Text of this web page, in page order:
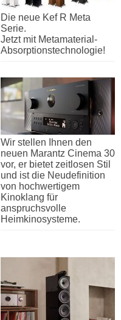
Die neue Kef R Meta
Serie.
Jetzt mit Metamaterial-
Absorptionstechnologie!
Wir stellen Ihnen den
neuen Marantz Cinema 30
vor, er bietet zeitlosen Stil
und ist die Neudefinition
von hochwertigem
Kinoklang für
anspruchsvolle
Heimkinosysteme.